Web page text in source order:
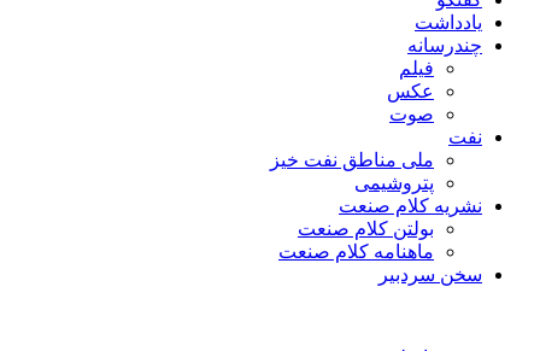
یادداشت
چندرسانه
فیلم
عکس
صوت
نفت
ملی مناطق نفت خیز
پتروشیمی
نشریه کلام صنعت
بولتن کلام صنعت
ماهنامه کلام صنعت
سخن سردبیر